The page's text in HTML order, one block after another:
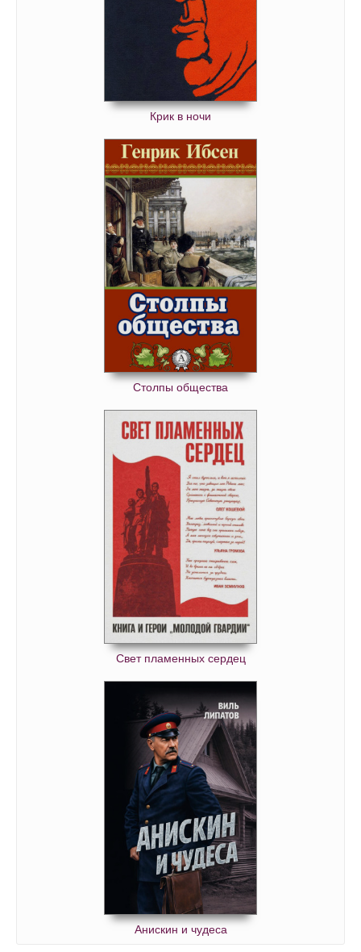
Крик в ночи
Столпы общества
Свет пламенных сердец
Анискин и чудеса